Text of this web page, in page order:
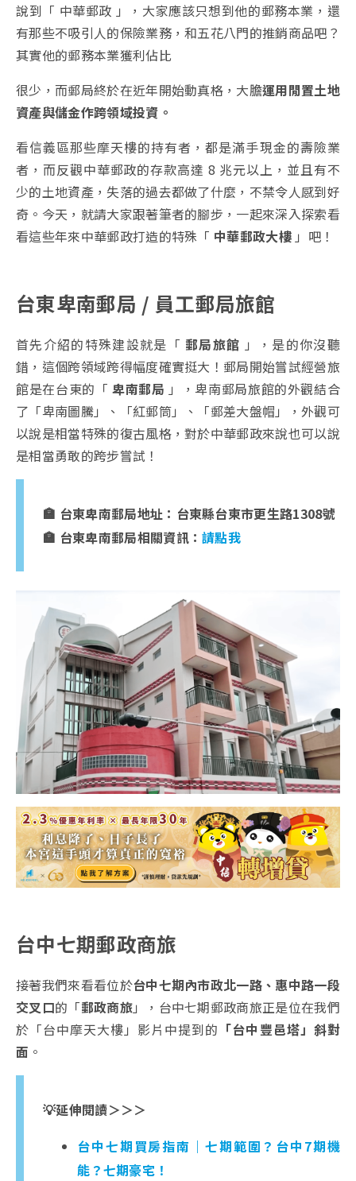
說到「 中華郵政 」，大家應該只想到他的郵務本業，還
有那些不吸引人的保險業務，和五花八門的推銷商品吧？
其實他的郵務本業獲利佔比
很少，而郵局終於在近年開始動真格，大膽運用閒置土地
資產與儲金作跨領域投資。
看信義區那些摩天樓的持有者，都是滿手現金的壽險業
者，而反觀中華郵政的存款高達 8 兆元以上，並且有不
少的土地資產，失落的過去都做了什麼，不禁令人感到好
奇。今天，就請大家跟著筆者的腳步，一起來深入探索看
看這些年來中華郵政打造的特殊「 中華郵政大樓 」吧！
台東卑南郵局 / 員工郵局旅館
首先介紹的特殊建設就是「 郵局旅館 」，是的你沒聽
錯，這個跨領域跨得幅度確實挺大！郵局開始嘗試經營旅
館是在台東的「卑南郵局 」，卑南郵局旅館的外觀結合
了「卑南圖騰」、「紅郵筒」、「郵差大盤帽」，外觀可
以說是相當特殊的復古風格，對於中華郵政來說也可以說
是相當勇敢的跨步嘗試！
🏣 台東卑南郵局地址：台東縣台東市更生路1308號
🏣 台東卑南郵局相關資訊：請點我
台中七期郵政商旅
接著我們來看看位於台中七期內市政北一路、惠中路一段
交叉口的「郵政商旅」，台中七期郵政商旅正是位在我們
於「台中摩天大樓」影片中提到的 「台中豐邑塔」斜對
面 。
💡延伸閱讀＞＞＞
台中七期買房指南｜七期範圍？台中7期機
能？七期豪宅！